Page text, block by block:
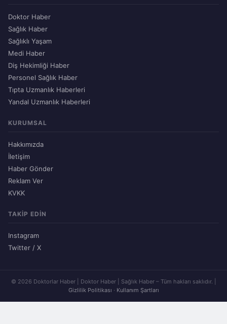
Doktor Haber
Sağlık Haber
Sağlıklı Yaşam
Medi Haber
Diş Hekimliği Haber
Personel Sağlık Haber
Tıpta Uzmanlık Haberleri
Yandal Uzmanlık Haberleri
KURUMSAL
Hakkımızda
İletişim
Haber Gönder
Reklam Ver
KVKK
TAKIP EDIN
Instagram
Twitter / X
© 2026 Doktorlar Haber | Doktor Haber | Sağlık Haber – Tüm hakları saklıdır. |
Gizlilik Politikası · Kullanım Şartları